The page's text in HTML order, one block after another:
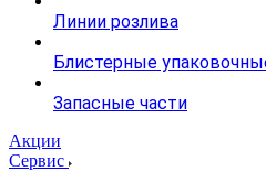
Линии розлива
Блистерные
Запасные части
Акции
Сервис